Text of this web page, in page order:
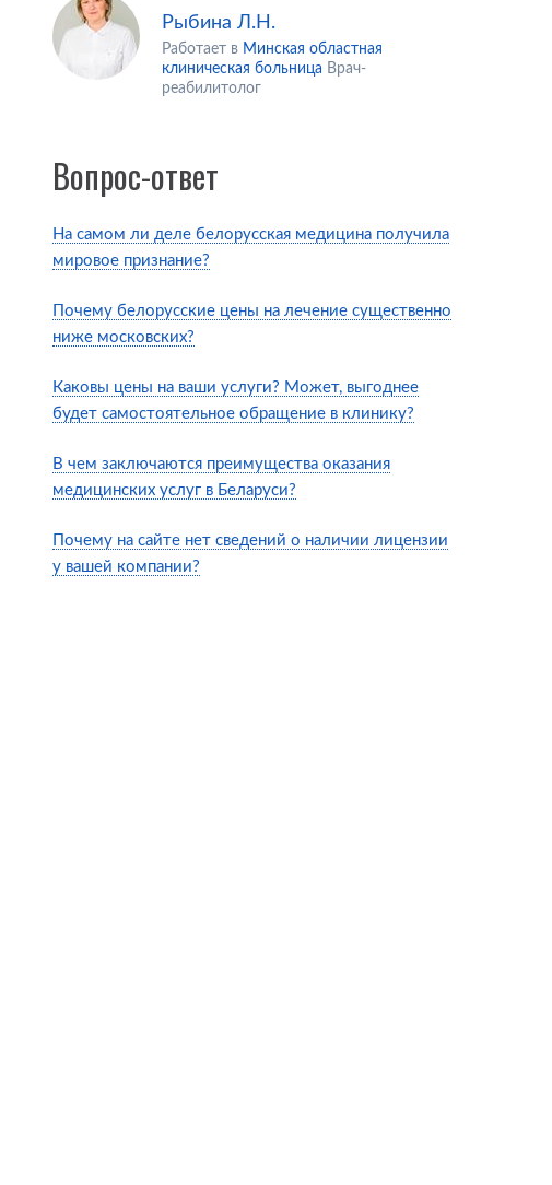
Рыбина Л.Н.
Работает в Минская областная
клиническая больница Врач-
реабилитолог
Вопрос-ответ
На самом ли деле белорусская медицина получила
мировое признание?
Почему белорусские цены на лечение существенно
ниже московских?
Каковы цены на ваши услуги? Может, выгоднее
будет самостоятельное обращение в клинику?
В чем заключаются преимущества оказания
медицинских услуг в Беларуси?
Почему на сайте нет сведений о наличии лицензии
у вашей компании?